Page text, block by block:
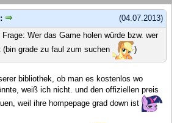
(04.07.2013)
Wer das Game holen würde bzw. wer
grade zu faul zum suchen
)
bibliothek, ob man es kostenlos wo
weiß ich nicht. und den offiziellen preis
weil ihre hompepage grad down ist